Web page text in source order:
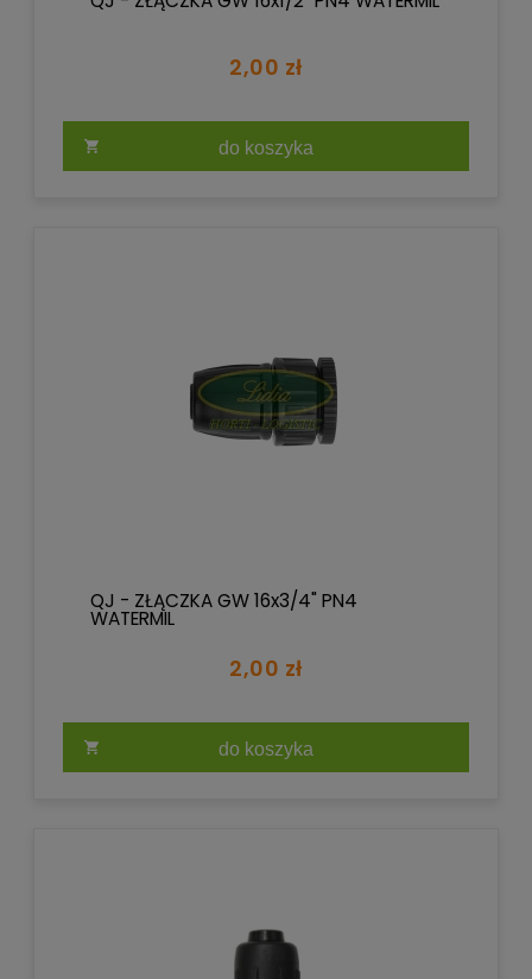
2,00 zł
do koszyka
QJ - ZŁĄCZKA GW 16x3/4" PN4
WATERMIL
2,00 zł
do koszyka